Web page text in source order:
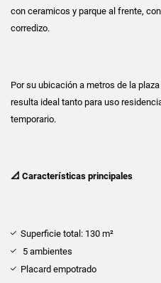
con ceramicos y parque al frente,
corredizo.
Por su ubicación a metros de la
resulta ideal tanto para uso
temporario.
📐 Características principales
Superficie total: 130 m²
5 ambientes
Placard empotrado